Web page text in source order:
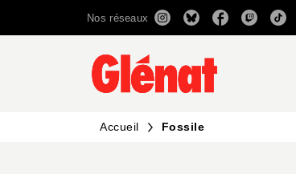
RECHERCHE
Nos réseaux
Accueil Fossile